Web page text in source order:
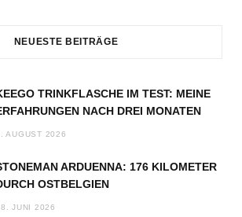
NEUESTE BEITRÄGE
TRINKFLASCHE IM TEST: MEINE
NACH DREI MONATEN
AUGUST 2026
ARDUENNA: 176 KILOMETER
OSTBELGIEN
JUNI 2026